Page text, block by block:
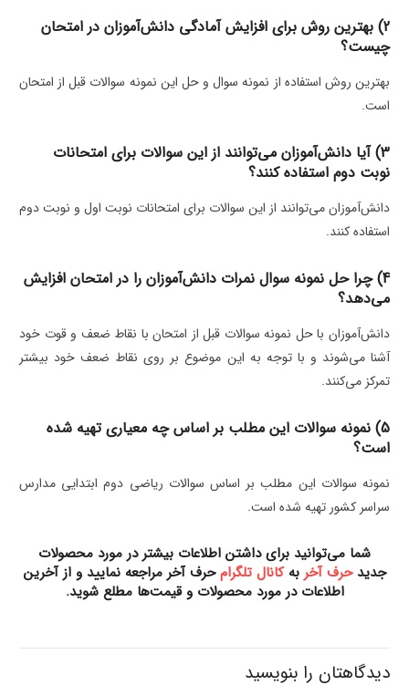
2) بهترین روش برای افزایش آمادگی دانش‌آموزان در امتحان
چیست؟
بهترین روش استفاده از نمونه سوال و حل این نمونه سوالات قبل از امتحان
است.
3) آیا دانش‌آموزان می‌توانند از این سوالات برای امتحانات
نوبت دوم استفاده کنند؟
دانش‌آموزان می‌توانند از این سوالات برای امتحانات نوبت اول و نوبت دوم
استفاده کنند.
4) چرا حل نمونه سوال نمرات دانش‌آموزان را در امتحان افزایش
می‌دهد؟
دانش‌آموزان با حل نمونه سوالات قبل از امتحان با نقاط ضعف و قوت خود
آشنا می‌شوند و با توجه به این موضوع بر روی نقاط ضعف خود بیشتر
تمرکز می‌کنند.
5) نمونه سوالات این مطلب بر اساس چه معیاری تهیه شده
است؟
نمونه سوالات این مطلب بر اساس سوالات ریاضی دوم ابتدایی مدارس
سراسر کشور تهیه شده است.
شما می‌توانید برای داشتن اطلاعات بیشتر در مورد محصولات
جدید حرف آخر به کانال تلگرام حرف آخر مراجعه نمایید و از آخرین
اطلاعات در مورد محصولات و قیمت‌ها مطلع شوید.
دیدگاهتان را بنویسید